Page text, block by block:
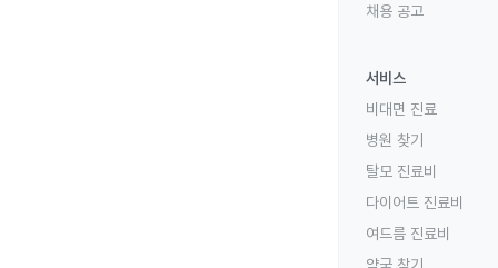
채용 공고
서비스
비대면 진료
병원 찾기
탈모 진료비
다이어트 진료비
여드름 진료비